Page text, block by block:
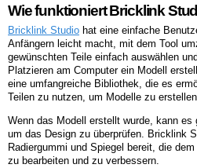
Wie funktioniert Bricklink
Bricklink Studio hat eine einfache
Anfängern leicht macht, mit dem Tool
gewünschten Teile einfach auswählen
Platzieren am Computer ein Modell
eine umfangreiche Bibliothek, die es
Teilen zu nutzen, um Modelle zu
Wenn das Modell erstellt wurde, kann es
um das Design zu überprüfen. Bricklink
Radiergummi und Spiegel bereit, die
zu bearbeiten und zu verbessern.